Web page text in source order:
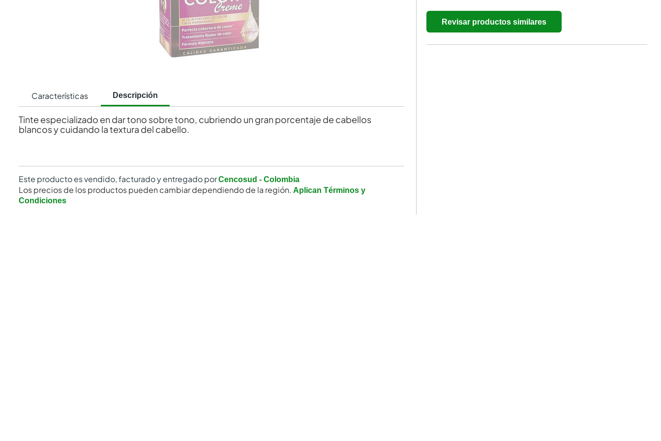
Características Descripción
Tinte especializado en dar tono sobre tono, cubriendo un gran porcentaje de cabellos
blancos y cuidando la textura del cabello.
Este producto es vendido, facturado y entregado porCencosud - Colombia
Los precios de los productos pueden cambiar dependiendo de la región. Aplican Términos y
Condiciones